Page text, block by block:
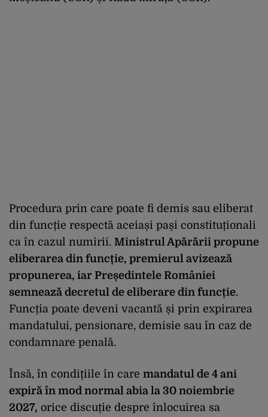
Procedura prin care poate fi demis sau eliberat
din funcție respectă aceiași pași constituționali
ca în cazul numirii. Ministrul Apărării propune
eliberarea din funcție, premierul avizează
propunerea, iar Președintele României
semnează decretul de eliberare din funcție.
Funcția poate deveni vacantă și prin expirarea
mandatului, pensionare, demisie sau în caz de
condamnare penală.
Însă, în condițiile în care mandatul de 4 ani
expiră în mod normal abia la 30 noiembrie
2027, orice discuție despre înlocuirea sa